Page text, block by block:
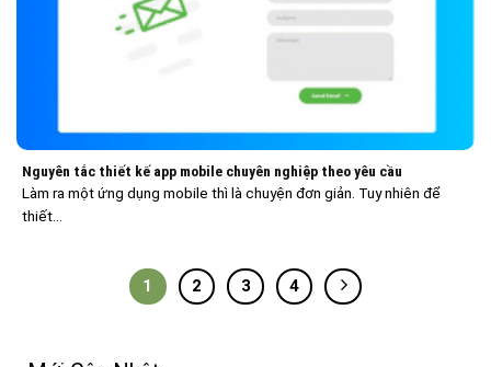
Nguyên tắc thiết kế app mobile chuyên nghiệp theo yêu cầu
Làm ra một ứng dụng mobile thì là chuyện đơn giản. Tuy nhiên để
thiết...
1 2 3 4